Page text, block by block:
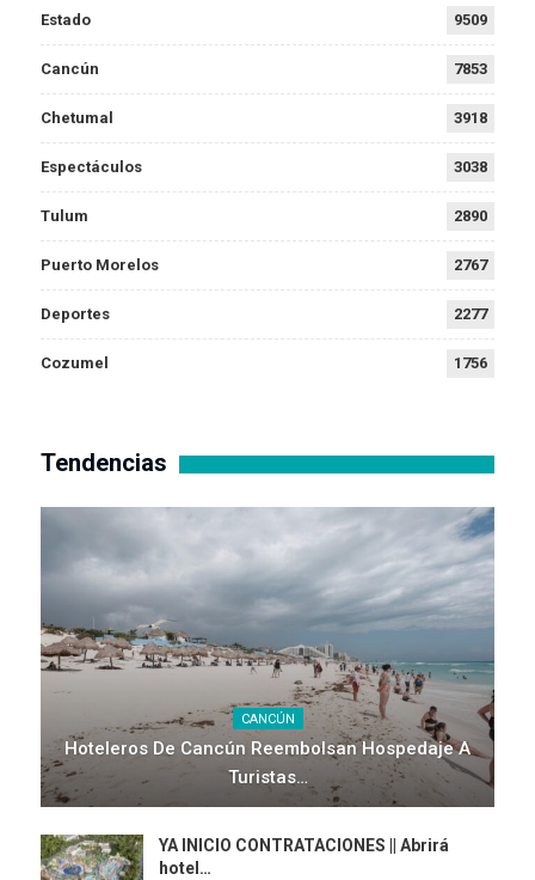
Estado 9509
Cancún 7853
Chetumal 3918
Espectáculos 3038
Tulum 2890
Puerto Morelos 2767
Deportes 2277
Cozumel 1756
Tendencias
CANCÚN
Hoteleros De Cancún Reembolsan Hospedaje A
Turistas…
YA INICIO CONTRATACIONES || Abrirá
hotel…